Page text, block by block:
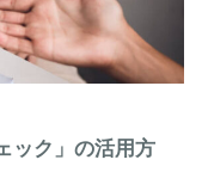
ック」の活用方